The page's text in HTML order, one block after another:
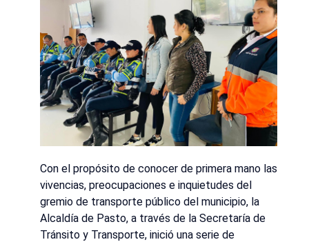
Con el propósito de conocer de primera mano las
vivencias, preocupaciones e inquietudes del
gremio de transporte público del municipio, la
Alcaldía de Pasto, a través de la Secretaría de
Tránsito y Transporte, inició una serie de